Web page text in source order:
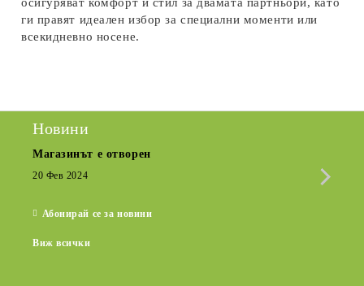
ги правят идеален избор за специални моменти или
всекидневно носене.
Новини
Магазинът е отворен
20 Фев 2024
Абонирай се за новини
Виж всички